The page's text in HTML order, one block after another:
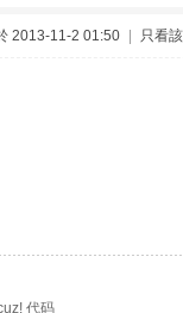
2013-11-2 01:50 只看
代码